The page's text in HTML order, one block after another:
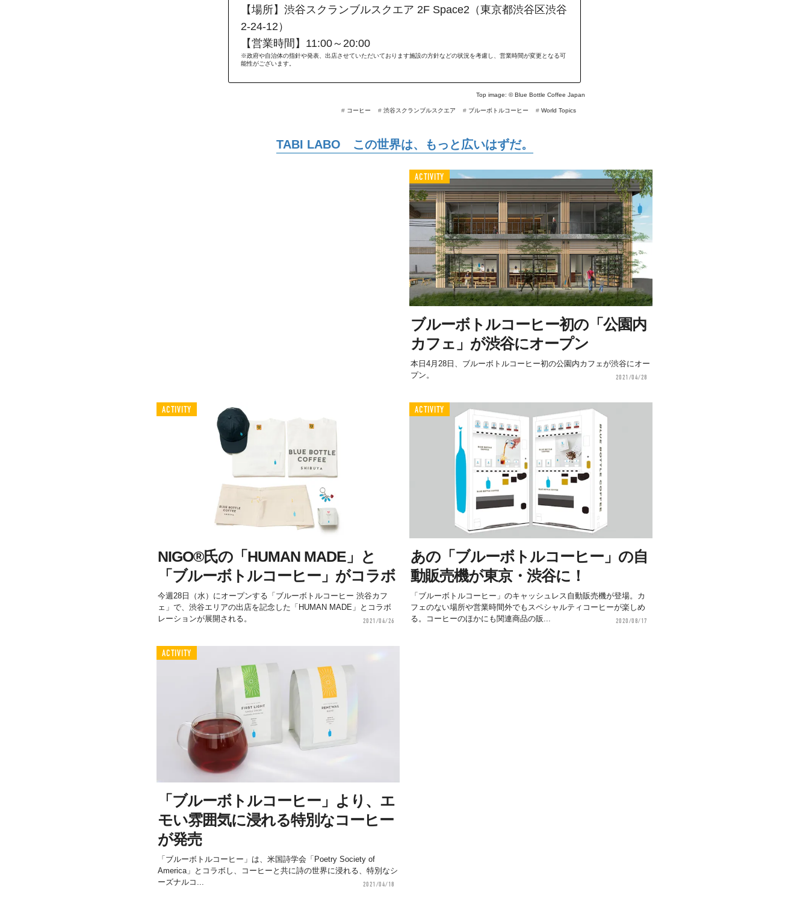
【場所】渋谷スクランブルスクエア 2F Space2（東京都渋谷区渋谷
2-24-12）
【営業時間】11:00～20:00
※政府や自治体の指針や発表、出店させていただいております施設の方針などの状況を考慮し、営業時間が変更となる可
能性がございます。
Top image: © Blue Bottle Coffee Japan
# World Topics
# ブルーボトルコーヒー
# 渋谷スクランブルスクエア
# コーヒー
TABI LABO この世界は、もっと広いはずだ。
ACTIVITY
ブルーボトルコーヒー初の「公園内
カフェ」が渋谷にオープン
本日4月28日、ブルーボトルコーヒー初の公園内カフェが渋谷にオー
プン。
2021/04/28
ACTIVITY
NIGO®氏の「HUMAN MADE」と
「ブルーボトルコーヒー」がコラボ
今週28日（水）にオープンする「ブルーボトルコーヒー 渋谷カフ
ェ」で、渋谷エリアの出店を記念した「HUMAN MADE」とコラボ
レーションが展開される。
2021/04/26
ACTIVITY
あの「ブルーボトルコーヒー」の自
動販売機が東京・渋谷に！
「ブルーボトルコーヒー」のキャッシュレス自動販売機が登場。カ
フェのない場所や営業時間外でもスペシャルティコーヒーが楽しめ
る。コーヒーのほかにも関連商品の販...
2020/08/17
ACTIVITY
「ブルーボトルコーヒー」より、エ
モい雰囲気に浸れる特別なコーヒー
が発売
「ブルーボトルコーヒー」は、米国詩学会「Poetry Society of
America」とコラボし、コーヒーと共に詩の世界に浸れる、特別なシ
ーズナルコ...
2021/04/18